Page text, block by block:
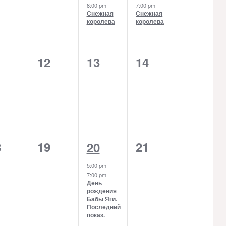
8:00 pm
Снежная
королева
7:00 pm
Снежная
королева
0
12
0
13
0
14
0
19
1
event,
20
5:00 pm-
7:00 pm
День
рождения
Бабы Яги.
Последний
показ.
0
21